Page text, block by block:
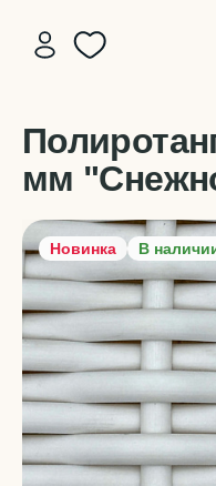
Новинка В
мм